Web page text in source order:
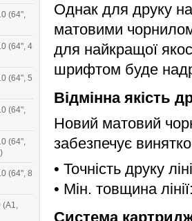
(64",
(64", 4
(64", 5
(64",
(64",
(64", 8
(A1,
Однак для друку
матовими
для найкращої
шрифтом буде
Відмінна якість
Новий матовий
забезпечує
• Точність друку
• Мін. товщина
Система